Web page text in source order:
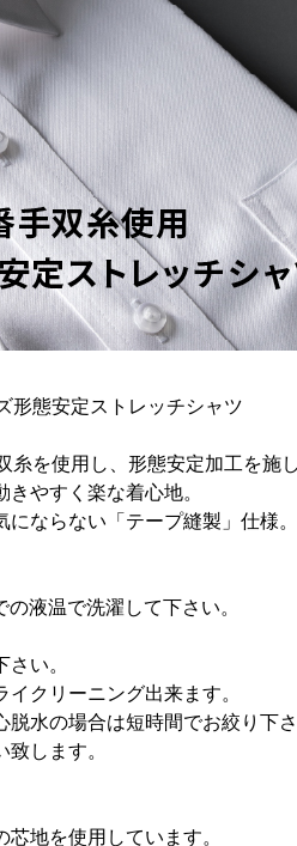
形態安定ストレッチシャツ
糸を使用し、形態安定加工を施
きやすく楽な着心地。
にならない「テープ縫製」仕様。
液温で洗濯して下さい。
い。
クリーニング出来ます。
水の場合は短時間でお絞り下さ
します。
地を使用しています。